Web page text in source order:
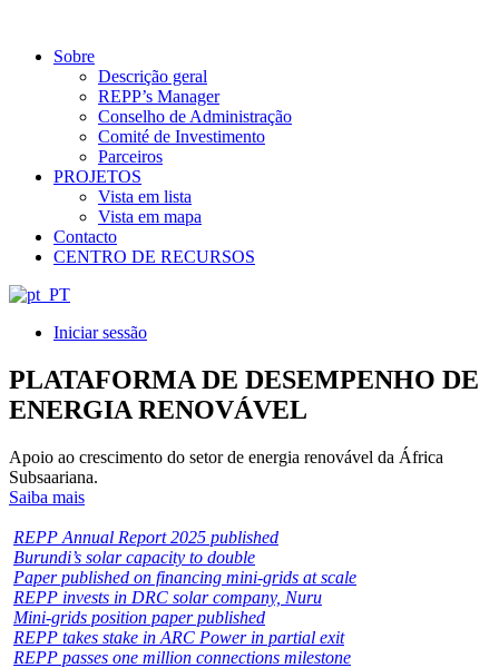
Sobre
Descrição geral
REPP’s Manager
Conselho de Administração
Comité de Investimento
Parceiros
PROJETOS
Vista em lista
Vista em mapa
Contacto
CENTRO DE RECURSOS
Iniciar sessão
PLATAFORMA DE DESEMPENHO DE
ENERGIA RENOVÁVEL
Apoio ao crescimento do setor de energia renovável da África
Subsaariana.
Saiba mais
REPP Annual Report 2025 published
Burundi’s solar capacity to double
Paper published on financing mini-grids at scale
REPP invests in DRC solar company, Nuru
Mini-grids position paper published
REPP takes stake in ARC Power in partial exit
REPP passes one million connections milestone